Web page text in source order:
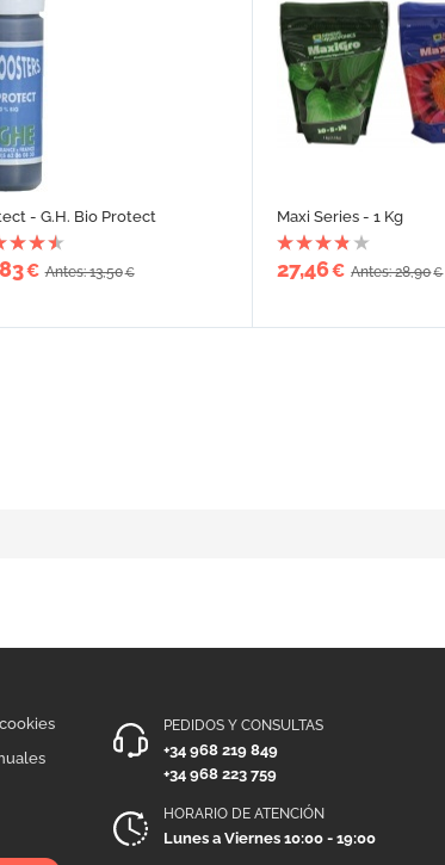
- G.H. Bio Protect
€ Antes: 13,50€
Maxi Series - 1 Kg
27,46€ Antes: 28,90€
PEDIDOS Y CONSULTAS
+34 968 219 849
+34 968 223 759
HORARIO DE ATENCIÓN
Lunes a Viernes 10:00 - 19:00